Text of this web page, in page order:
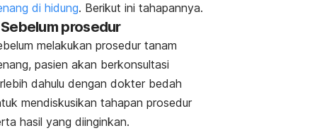
di hidung. Berikut ini tahapannya.
Sebelum prosedur
melakukan prosedur tanam
pasien akan berkonsultasi
dahulu dengan dokter bedah
mendiskusikan tahapan prosedur
hasil yang diinginkan.